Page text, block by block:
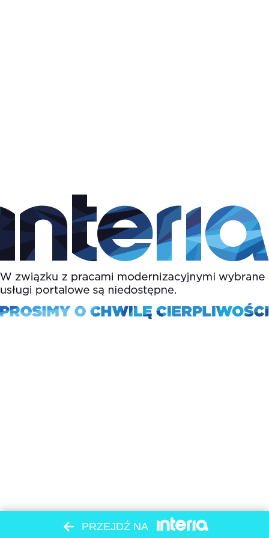
PRZEJDŹ NA